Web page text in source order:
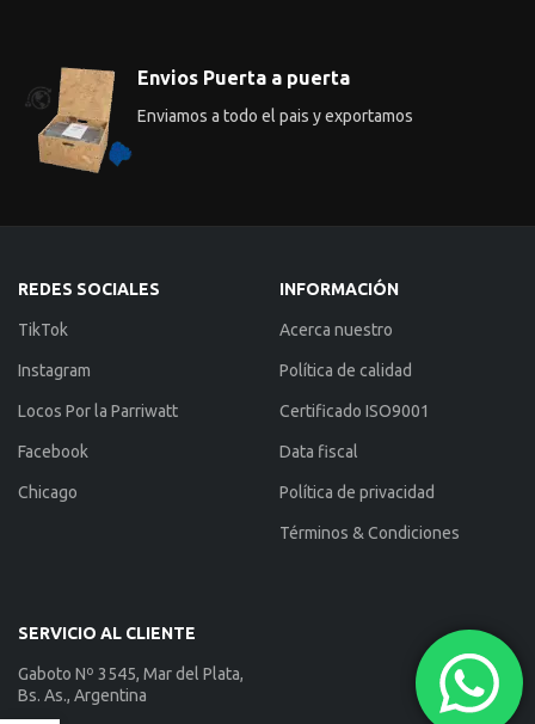
Envios Puerta a puerta
Enviamos a todo el pais y exportamos
REDES SOCIALES
TikTok
Instagram
Locos Por la Parriwatt
Facebook
Chicago
INFORMACIÓN
Acerca nuestro
Política de calidad
Certificado ISO9001
Data fiscal
Política de privacidad
Términos & Condiciones
SERVICIO AL CLIENTE
Gaboto Nº 3545, Mar del Plata,
Bs. As., Argentina